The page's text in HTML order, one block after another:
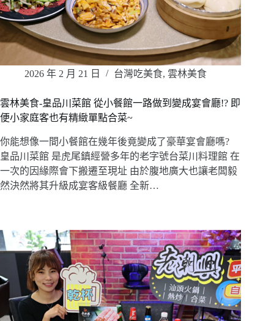
2026 年 2 月 21 日 台灣吃美食, 雲林美食
雲林美食-皇品川菜館 從小餐館一路做到變成宴會廳!? 即
便小家庭客也有精緻單點合菜~
你能想像一間小餐館在幾年後竟變成了豪華宴會廳嗎?
皇品川菜館 是虎尾鎮經營多年的老字號台菜川料理館 在
一次的因緣際會下搬遷至現址 由於腹地廣大也讓老闆毅
然決然將其升級成宴客級餐廳 全新…